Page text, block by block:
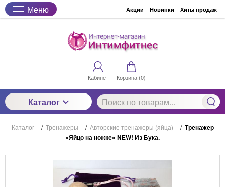
Меню Акции Новинки Хиты продаж
Кабинет Корзина (0)
Каталог
Каталог / Тренажеры / Авторские тренажеры (яйца) / Тренажер
«Яйцо на ножке» NEW! Из Бука.